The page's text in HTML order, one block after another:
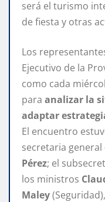
será el turismo
de fiesta y otras
Los
Ejecutivo de la
como cada
para analizar la
adaptar
El encuentro
secretaria
Pérez; el
los ministros
Maley(Seguridad),